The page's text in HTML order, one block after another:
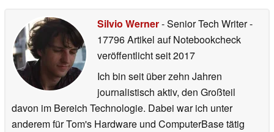
Silvio Werner- Senior Tech Writer-
17796 Artikel auf Notebookcheck
veröffentlichtseit 2017
Ich bin seit über zehn Jahren
journalistisch aktiv, den Großteil
davon im Bereich Technologie. Dabei war ich unter
anderem für Tom's Hardware und ComputerBase tätig